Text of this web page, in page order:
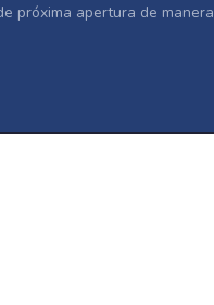
próxima apertura de manera